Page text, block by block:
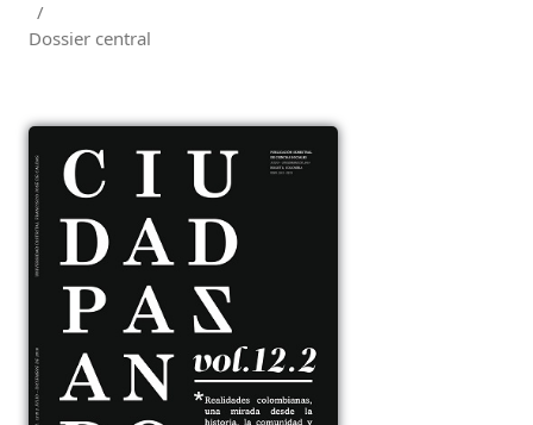
/
Dossier central